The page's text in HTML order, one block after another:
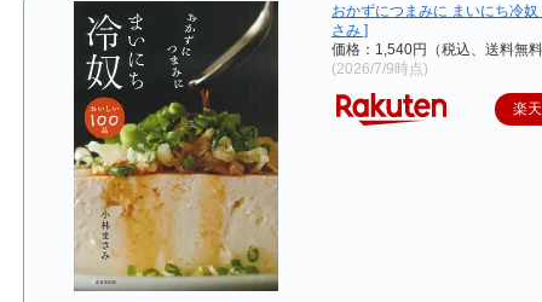
おかずにつまみに まいにち冷
さみ ]
価格：1,540円（税込、送料無
(2026/7/9時点)
楽